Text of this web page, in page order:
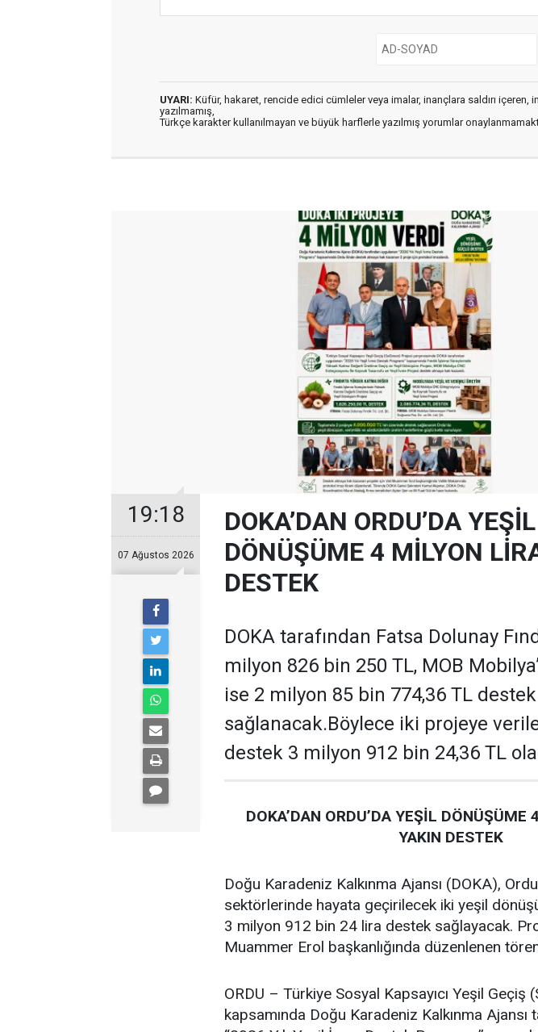
UYARI: Küfür, hakaret, rencide edici cümleler veya imalar, inançlara saldırı içeren,
yazılmamış,
Türkçe karakter kullanılmayan ve büyük harflerle yazılmış yorumlar
19:18
07 Ağustos 2026
DOKA’DAN ORDU’DA YEŞİL
DÖNÜŞÜME 4 MİLYON
DESTEK
DOKA tarafından Fatsa Dolunay
milyon 826 bin 250 TL, MOB
ise 2 milyon 85 bin 774,36 TL destek
sağlanacak.Böylece iki projeye
destek 3 milyon 912 bin 24,36 TL
DOKA’DAN ORDU’DA YEŞİL DÖNÜŞÜME
YAKIN DESTEK
Doğu Karadeniz Kalkınma Ajansı (DOKA),
sektörlerinde hayata geçirilecek iki yeşil
3 milyon 912 bin 24 lira destek sağlayacak.
Muammer Erol başkanlığında düzenlenen
ORDU – Türkiye Sosyal Kapsayıcı Yeşil Geçiş
kapsamında Doğu Karadeniz Kalkınma Ajansı